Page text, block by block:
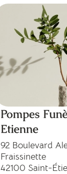
Pompes
Etienne
92 Boulevard
Fraissinette
42100 Saint-